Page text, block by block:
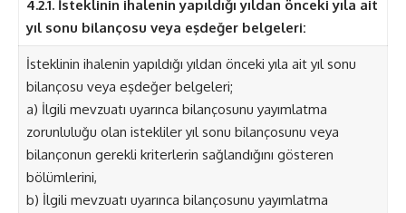
4.2.1. İsteklinin ihalenin yapıldığı yıldan önceki yıla ait
yıl sonu bilançosu veya eşdeğer belgeleri:
İsteklinin ihalenin yapıldığı yıldan önceki yıla ait yıl sonu
bilançosu veya eşdeğer belgeleri;
a) İlgili mevzuatı uyarınca bilançosunu yayımlatma
zorunluluğu olan istekliler yıl sonu bilançosunu veya
bilançonun gerekli kriterlerin sağlandığını gösteren
bölümlerini,
b) İlgili mevzuatı uyarınca bilançosunu yayımlatma